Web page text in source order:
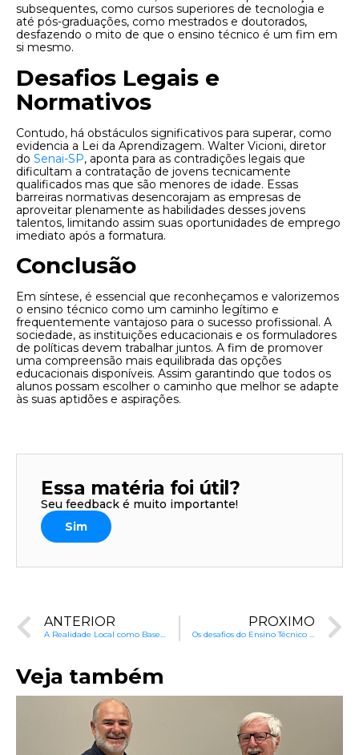
subsequentes, como cursos superiores de tecnologia e
até pós-graduações, como mestrados e doutorados,
desfazendo o mito de que o ensino técnico é um fim em
si mesmo.
Desafios Legais e
Normativos
Contudo, há obstáculos significativos para superar, como
evidencia a Lei da Aprendizagem. Walter Vicioni, diretor
do Senai-SP, aponta para as contradições legais que
dificultam a contratação de jovens tecnicamente
qualificados mas que são menores de idade. Essas
barreiras normativas desencorajam as empresas de
aproveitar plenamente as habilidades desses jovens
talentos, limitando assim suas oportunidades de emprego
imediato após a formatura.
Conclusão
Em síntese, é essencial que reconheçamos e valorizemos
o ensino técnico como um caminho legítimo e
frequentemente vantajoso para o sucesso profissional. A
sociedade, as instituições educacionais e os formuladores
de políticas devem trabalhar juntos. A fim de promover
uma compreensão mais equilibrada das opções
educacionais disponíveis. Assim garantindo que todos os
alunos possam escolher o caminho que melhor se adapte
às suas aptidões e aspirações.
Essa matéria foi útil?
Seu feedback é muito importante!
Sim
ANTERIOR PRÓXIMO
Veja também